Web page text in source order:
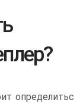
определитьс